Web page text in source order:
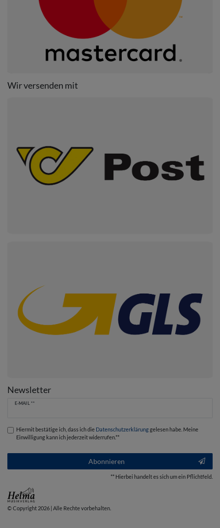
Wir versenden mit
Newsletter
E-MAIL **
Newsletter
Hiermit bestätige ich, dass ich die Daten­schutz­erklärunggelesen habe. Meine
Einwilligung kann ich jederzeit widerrufen.**
Abonnieren
** Hierbei handelt es sich um ein Pflichtfeld.
© Copyright 2026 | Alle Rechte vorbehalten.